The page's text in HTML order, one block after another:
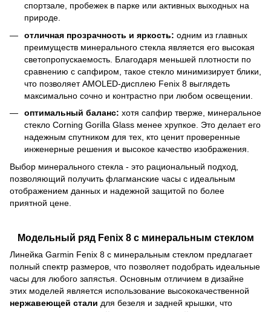
спортзале, пробежек в парке или активных выходных на
природе.
отличная прозрачность и яркость: одним из главных
преимуществ минерального стекла является его высокая
светопропускаемость. Благодаря меньшей плотности по
сравнению с сапфиром, такое стекло минимизирует блики,
что позволяет AMOLED-дисплею Fenix 8 выглядеть
максимально сочно и контрастно при любом освещении.
оптимальный баланс: хотя сапфир тверже, минеральное
стекло Corning Gorilla Glass менее хрупкое. Это делает его
надежным спутником для тех, кто ценит проверенные
инженерные решения и высокое качество изображения.
Выбор минерального стекла - это рациональный подход,
позволяющий получить флагманские часы с идеальным
отображением данных и надежной защитой по более
приятной цене.
Модельный ряд Fenix 8 с минеральным стеклом
Линейка Garmin Fenix 8 с минеральным стеклом предлагает
полный спектр размеров, что позволяет подобрать идеальные
часы для любого запястья. Основным отличием в дизайне
этих моделей является использование высококачественной
нержавеющей стали для безеля и задней крышки, что